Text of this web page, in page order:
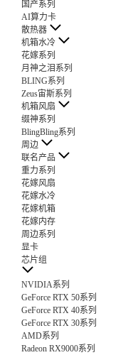
国产系列
AI算力卡
散热器
机箱水冷
花嫁系列
月神之泪系列
BLING系列
Zeus宙斯系列
机箱风扇
缀神系列
BlingBling系列
周边
联名产品
重力系列
花嫁风扇
花嫁水冷
花嫁机箱
花嫁内存
周边系列
显卡
芯片组
NVIDIA系列
GeForce RTX 50系列
GeForce RTX 40系列
GeForce RTX 30系列
AMD系列
Radeon RX9000系列